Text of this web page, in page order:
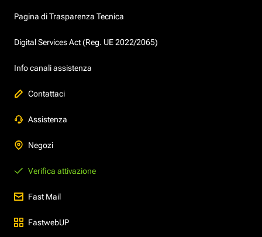
Pagina di Trasparenza Tecnica
Digital Services Act (Reg. UE 2022/2065)
Info canali assistenza
Contattaci
Assistenza
Negozi
Verifica attivazione
Fast Mail
FastwebUP